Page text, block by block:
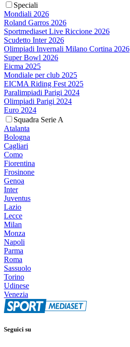
Speciali
Mondiali 2026
Roland Garros 2026
Sportmediaset Live Riccione 2026
Scudetto Inter 2026
Olimpiadi Invernali Milano Cortina 2026
Super Bowl 2026
Eicma 2025
Mondiale per club 2025
EICMA Riding Fest 2025
Paralimpiadi Parigi 2024
Olimpiadi Parigi 2024
Euro 2024
Squadra Serie A
Atalanta
Bologna
Cagliari
Como
Fiorentina
Frosinone
Genoa
Inter
Juventus
Lazio
Lecce
Milan
Monza
Napoli
Parma
Roma
Sassuolo
Torino
Udinese
Venezia
Seguici su